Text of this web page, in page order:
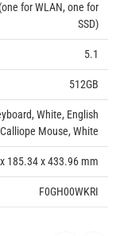
for WLAN, one for
SSD)
5.1
512GB
White, English
Mouse, White
185.34 x 433.96 mm
F0GH00WKRI